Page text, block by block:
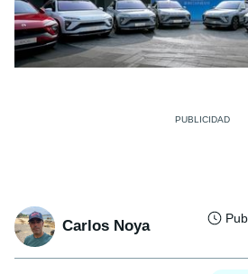
Carlos Noya